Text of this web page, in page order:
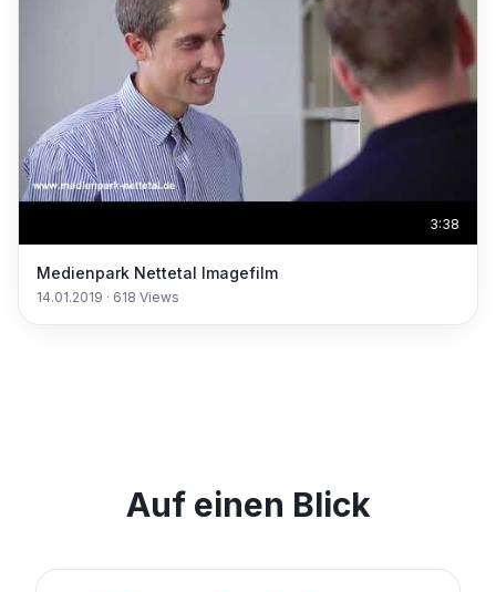
3:38
Medienpark Nettetal Imagefilm
14.01.2019 · 618 Views
Auf einen Blick